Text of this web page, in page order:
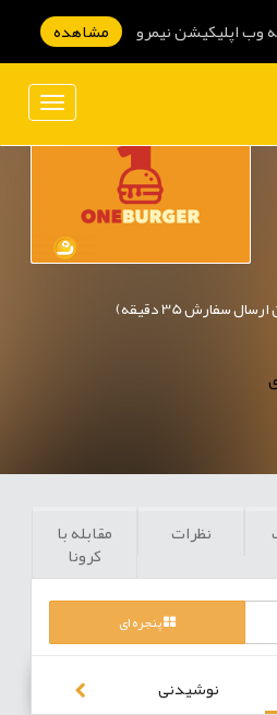
وب اپلیکیشن نیمرو مشاهده
سفارش 35 دقیقه)
نظرات مقابله با
کرونا
پنجره ای
نوشیدنی